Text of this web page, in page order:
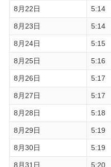
8月22日 5:14
8月23日 5:14
8月24日 5:15
8月25日 5:16
8月26日 5:17
8月27日 5:17
8月28日 5:18
8月29日 5:19
8月30日 5:19
8月31日 5:20